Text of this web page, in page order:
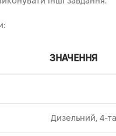
ЗНАЧЕННЯ
Дизельний, 4-